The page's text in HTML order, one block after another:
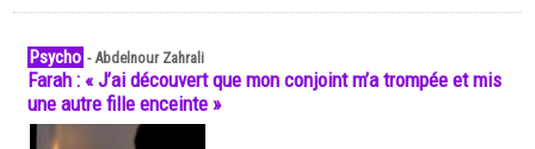
Psycho -Abdelnour Zahrali
Farah : « J’ai découvert que mon conjoint m’a trompée et mis
une autre fille enceinte »